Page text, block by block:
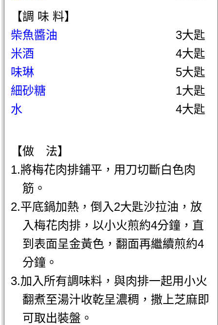
【調 味 料】
柴魚醬油
3大匙
米酒
4大匙
味琳
5大匙
細砂糖
1大匙
水
4大匙
【做 法】
1.將梅花肉排鋪平，用刀切斷白色肉
筋。
2.平底鍋加熱，倒入2大匙沙拉油，放
入梅花肉排，以小火煎約4分鐘，直
到表面呈金黃色，翻面再繼續煎約4
分鐘。
3.加入所有調味料，與肉排一起用小火
翻煮至湯汁收乾呈濃稠，撒上芝麻即
可取出裝盤。